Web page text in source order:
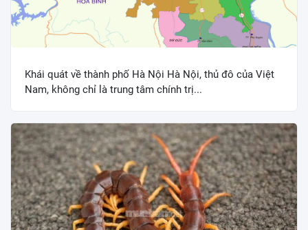
Khái quát về thành phố Hà Nội Hà Nội, thủ đô của Việt
Nam, không chỉ là trung tâm chính trị...